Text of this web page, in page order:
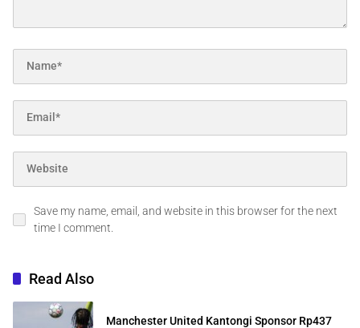
Save my name, email, and website in this browser for the next
time I comment.
Read Also
Manchester United Kantongi Sponsor Rp437